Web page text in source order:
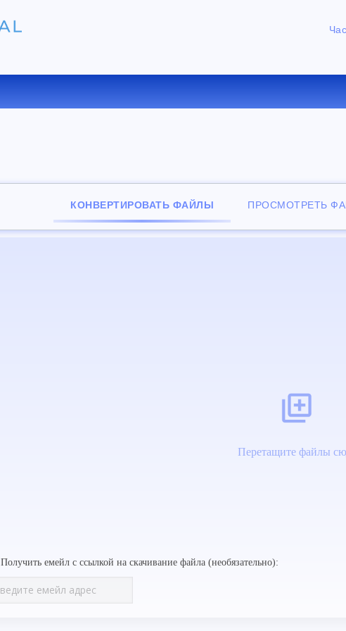
КОНВЕРТИРОВАТЬ
КОНВЕРТИРОВАТЬ ФАЙЛЫ ПРОСМОТРЕТЬ
Перетащите файлы
Получить емейл с ссылкой на скачивание файла (необязательно):